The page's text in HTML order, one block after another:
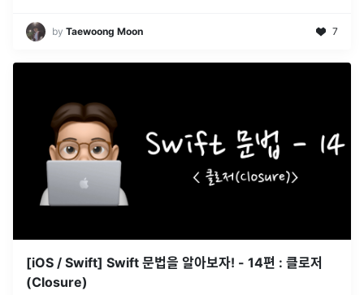
by Taewoong Moon 7
[iOS / Swift] Swift 문법을 알아보자! - 14편 : 클로저
(Closure)